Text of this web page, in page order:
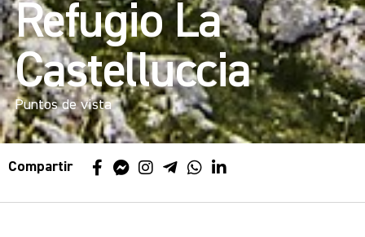
Refugio La
Castelluccia
Puntos de vista
Compartir